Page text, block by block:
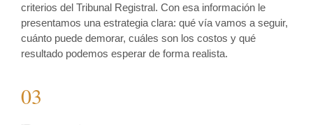
criterios del Tribunal Registral. Con esa información le
presentamos una estrategia clara: qué vía vamos a seguir,
cuánto puede demorar, cuáles son los costos y qué
resultado podemos esperar de forma realista.
03